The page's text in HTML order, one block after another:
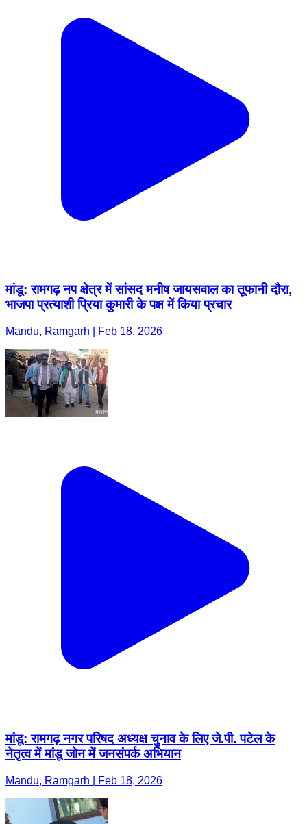
मांडू: रामगढ़ नप क्षेत्र में सांसद मनीष जायसवाल का तूफानी दौरा,
भाजपा प्रत्याशी प्रिया कुमारी के पक्ष में किया प्रचार
Mandu, Ramgarh | Feb 18, 2026
मांडू: रामगढ़ नगर परिषद अध्यक्ष चुनाव के लिए जे.पी. पटेल के
नेतृत्व में मांडू जोन में जनसंपर्क अभियान
Mandu, Ramgarh | Feb 18, 2026